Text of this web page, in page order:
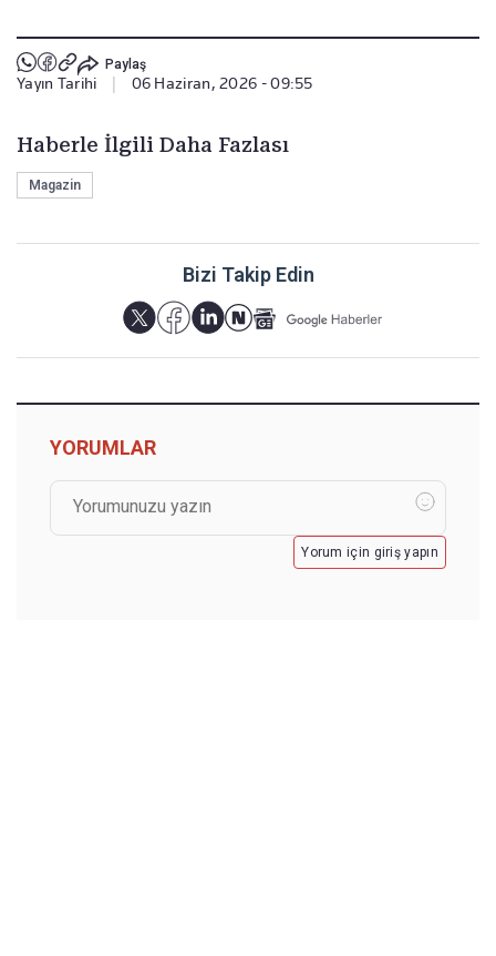
Paylaş
Yayın Tarihi 06 Haziran, 2026 - 09:55
Haberle İlgili Daha Fazlası
Magazin
Bizi Takip Edin
YORUMLAR
Yorum için giriş yapın